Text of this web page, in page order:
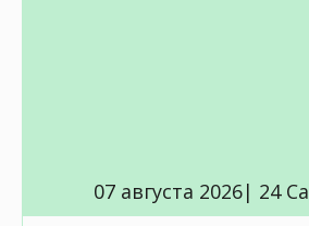
07 августа 2026| 24